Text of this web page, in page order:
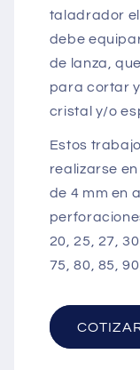
taladrador
debe
de lanza,
para cortar
cristal y/o
Estos
realizarse
de 4 mm en
20, 25, 27,
75, 80, 85,